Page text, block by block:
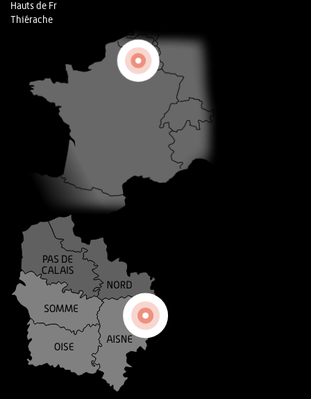
Hauts de Fr
Thiérache